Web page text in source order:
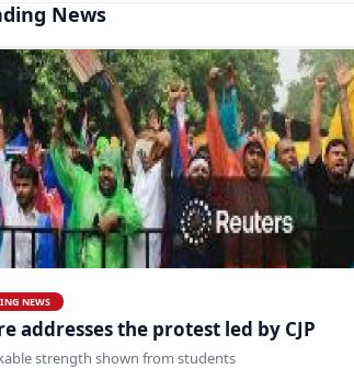
News
NEWS
Centre addresses the protest led by CJP
strength shown from students